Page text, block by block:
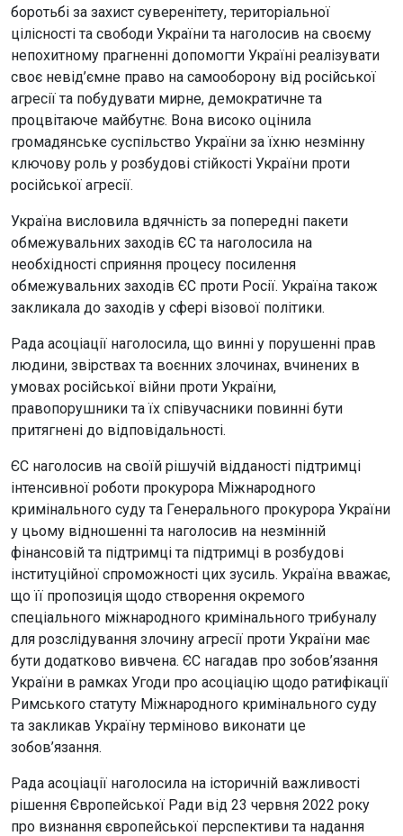
боротьбі за захист суверенітету, територіальної
цілісності та свободи України та наголосив на своєму
непохитному прагненні допомогти Україні реалізувати
своє невід’ємне право на самооборону від російської
агресії та побудувати мирне, демократичне та
процвітаюче майбутнє. Вона високо оцінила
громадянське суспільство України за їхню незмінну
ключову роль у розбудові стійкості України проти
російської агресії.
Україна висловила вдячність за попередні пакети
обмежувальних заходів ЄС та наголосила на
необхідності сприяння процесу посилення
обмежувальних заходів ЄС проти Росії. Україна також
закликала до заходів у сфері візової політики.
Рада асоціації наголосила, що винні у порушенні прав
людини, звірствах та воєнних злочинах, вчинених в
умовах російської війни проти України,
правопорушники та їх співучасники повинні бути
притягнені до відповідальності.
ЄС наголосив на своїй рішучій відданості підтримці
інтенсивної роботи прокурора Міжнародного
кримінального суду та Генерального прокурора України
у цьому відношенні та наголосив на незмінній
фінансовій та підтримці та підтримці в розбудові
інституційної спроможності цих зусиль. Україна вважає,
що її пропозиція щодо створення окремого
спеціального міжнародного кримінального трибуналу
для розслідування злочину агресії проти України має
бути додатково вивчена. ЄС нагадав про зобов’язання
України в рамках Угоди про асоціацію щодо ратифікації
Римського статуту Міжнародного кримінального суду
та закликав Україну терміново виконати це
зобов’язання.
Рада асоціації наголосила на історичній важливості
рішення Європейської Ради від 23 червня 2022 року
про визнання європейської перспективи та надання